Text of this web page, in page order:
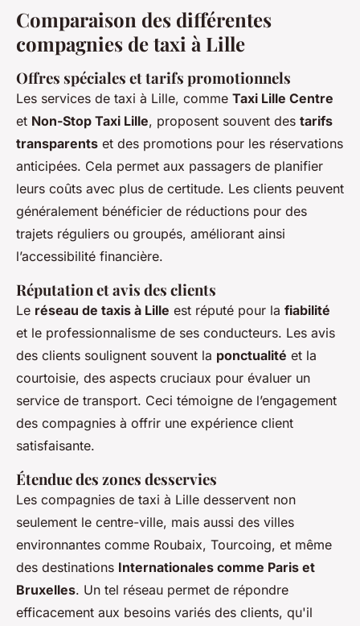
Comparaison des différentes
compagnies de taxi à Lille
Offres spéciales et tarifs promotionnels
Les services de taxi à Lille, comme Taxi Lille Centre
et Non-Stop Taxi Lille, proposent souvent des tarifs
transparents et des promotions pour les réservations
anticipées. Cela permet aux passagers de planifier
leurs coûts avec plus de certitude. Les clients peuvent
généralement bénéficier de réductions pour des
trajets réguliers ou groupés, améliorant ainsi
l’accessibilité financière.
Réputation et avis des clients
Le réseau de taxis à Lille est réputé pour la fiabilité
et le professionnalisme de ses conducteurs. Les avis
des clients soulignent souvent la ponctualité et la
courtoisie, des aspects cruciaux pour évaluer un
service de transport. Ceci témoigne de l’engagement
des compagnies à offrir une expérience client
satisfaisante.
Étendue des zones desservies
Les compagnies de taxi à Lille desservent non
seulement le centre-ville, mais aussi des villes
environnantes comme Roubaix, Tourcoing, et même
des destinations Internationales comme Paris et
Bruxelles. Un tel réseau permet de répondre
efficacement aux besoins variés des clients, qu'il